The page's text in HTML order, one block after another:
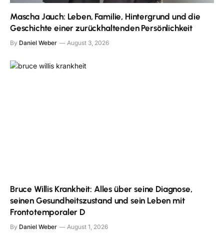
Mascha Jauch: Leben, Familie, Hintergrund und die
Geschichte einer zurückhaltenden Persönlichkeit
By Daniel Weber August 3, 2026
Bruce Willis Krankheit: Alles über seine Diagnose,
seinen Gesundheitszustand und sein Leben mit
Frontotemporaler D
By Daniel Weber August 1, 2026